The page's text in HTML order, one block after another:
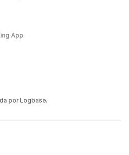
App
por Logbase.